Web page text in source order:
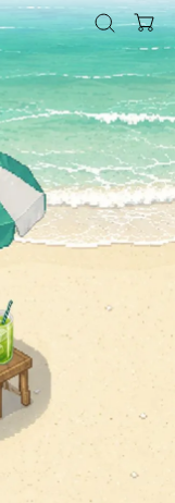
검색 열
검색하기
최근 검색어